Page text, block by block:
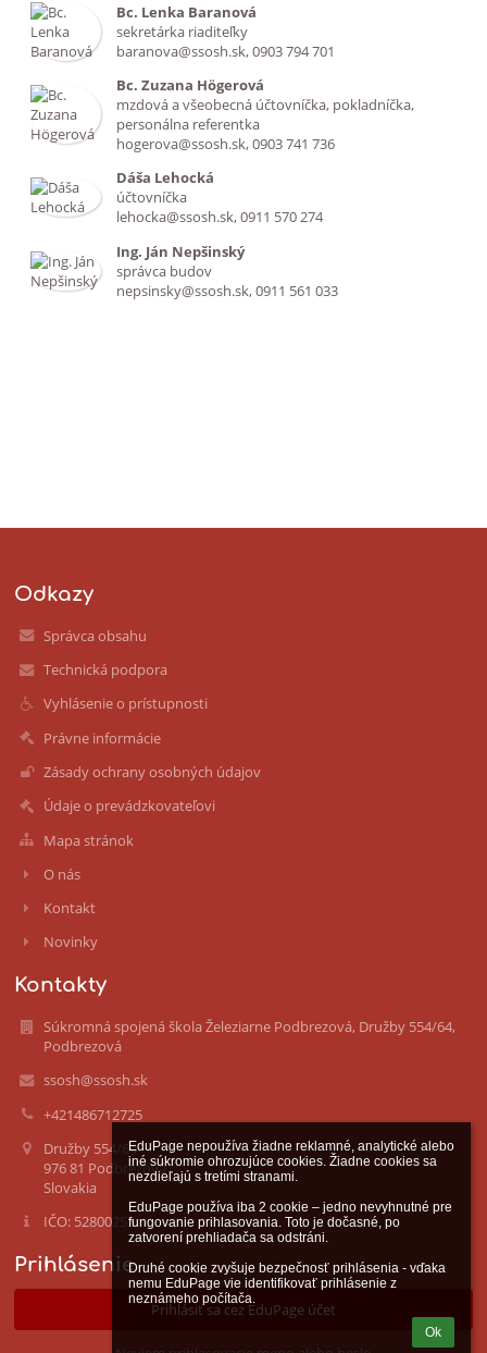
EduPage nepoužíva žiadne reklamné, analytické alebo
iné súkromie ohrozujúce cookies. Žiadne cookies sa
nezdieľajú s tretími stranami.
EduPage používa iba 2 cookie – jedno nevyhnutné pre
fungovanie prihlasovania. Toto je dočasné, po
zatvorení prehliadača sa odstráni.
Druhé cookie zvyšuje bezpečnosť prihlásenia - vďaka
nemu EduPage vie identifikovať prihlásenie z
neznámeho počítača.
Ok
Bc. Lenka Baranová
sekretárka riaditeľky
baranova@ssosh.sk, 0903 794 701
Bc. Zuzana Högerová
mzdová a všeobecná účtovníčka, pokladníčka,
personálna referentka
hogerova@ssosh.sk, 0903 741 736
Dáša Lehocká
účtovníčka
lehocka@ssosh.sk, 0911 570 274
Ing. Ján Nepšinský
správca budov
nepsinsky@ssosh.sk, 0911 561 033
Odkazy
Správca obsahu
Technická podpora
Vyhlásenie o prístupnosti
Právne informácie
Zásady ochrany osobných údajov
Údaje o prevádzkovateľovi
Mapa stránok
O nás
Kontakt
Novinky
Kontakty
Súkromná spojená škola Železiarne Podbrezová, Družby 554/64,
Podbrezová
ssosh@ssosh.sk
+421486712725
Družby 554/64
976 81 Podbrezová
Slovakia
IČO: 52800253
Prihlásenie
Prihlásiť sa cez EduPage účet